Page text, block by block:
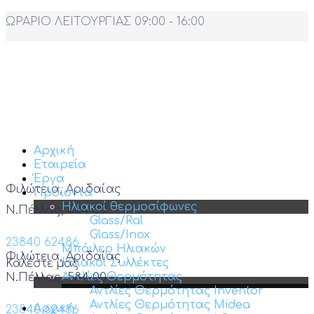
ΩΡΑΡΙΟ ΛΕΙΤΟΥΡΓΙΑΣ 09:00 - 16:00
Φιλώτεια, Αριδαίας
Ν.Πέλλας, 584 00
23840 62486
Καλέστε μας
Αρχική
Εταιρεία
Έργα
Προϊόντα
Ηλιακοί θερμοσίφωνες
Glass/Ral
Glass/Inox
Μπόιλερ Ηλιακών
Ηλιακοί Συλλέκτες
Αντλίες Θερμότητας
Αντλίες Θερμότητας Inventor
Αντλίες Θερμότητας Midea
Φιλώτεια, Αριδαίας
Ν.Πέλλας, 584 00
23840 62486
Αρχική